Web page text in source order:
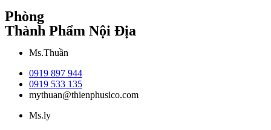
Phòng
Thành Phẩm Nội Địa
Ms.Thuần
0919 897 944
0919 533 135
mythuan@thienphusico.com
Ms.ly